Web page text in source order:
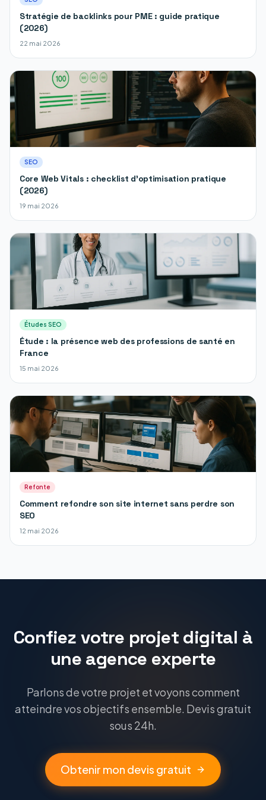
Stratégie de backlinks pour PME : guide pratique
(2026)
22 mai 2026
SEO
Core Web Vitals : checklist d'optimisation pratique
(2026)
19 mai 2026
Études SEO
Étude : la présence web des professions de santé en
France
15 mai 2026
Refonte
Comment refondre son site internet sans perdre son
SEO
12 mai 2026
Confiez votre projet digital à
une agence experte
Parlons de votre projet et voyons comment
atteindre vos objectifs ensemble. Devis gratuit
sous 24h.
Obtenir mon devis gratuit